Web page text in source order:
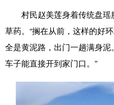
国际 财经
台湾 思客智库
科技 科普
军事
村民赵美莲身着传统盘瑶
草药。“搁在从前，这样的好
全是黄泥路，出门一趟满身泥
车子能直接开到家门口。”